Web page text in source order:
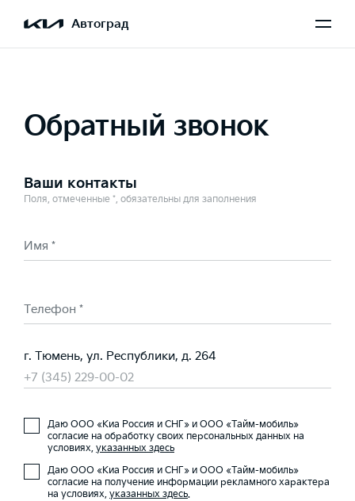
Автоград
Обратный звонок
Выбран Sorento
Ваши контакты
Поля, отмеченные *, обязательны для заполнения
Имя *
Телефон *
г. Тюмень, ул. Республики, д. 264
+7 (345) 229-00-02
Даю ООО «Киа Россия и СНГ» и ООО «Тайм-мобиль»
согласие на обработку своих персональных данных на
условиях, указанных здесь
Даю ООО «Киа Россия и СНГ» и ООО «Тайм-мобиль»
согласие на получение информации рекламного характера
на условиях, указанных здесь.